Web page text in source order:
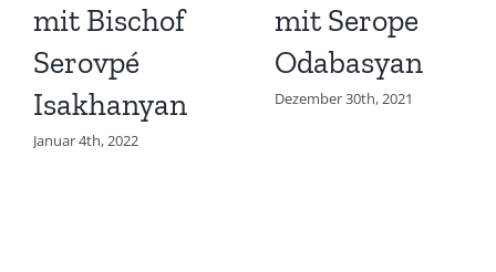
mit Bischof
Serovpé
Isakhanyan
Januar 4th, 2022
mit Serope
Odabasyan
Dezember 30th, 2021